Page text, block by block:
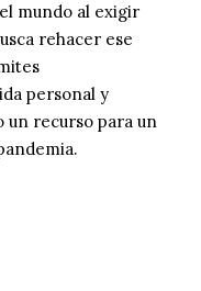
mundo al exigir
rehacer ese
personal y
recurso para un